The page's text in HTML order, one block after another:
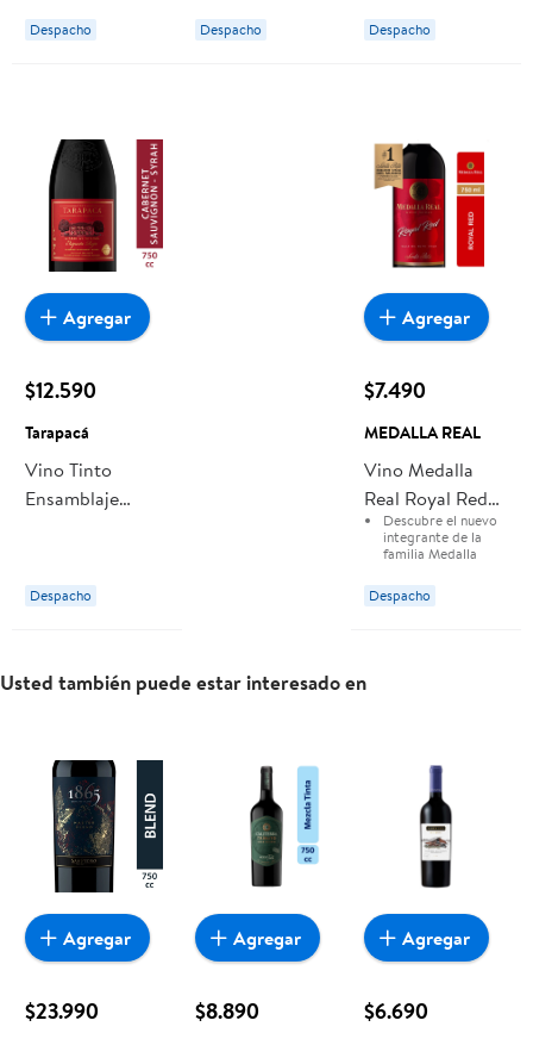
ml Chivilingo
Despacho
Botella 750 ml
Chivilingo
Despacho
ml Cono Sur
Despacho
$12.590
Tarapacá
Vino Tinto
Ensamblaje
Reserva 14.1°
Botella 750 ml
Despacho
Agregar
$7.490
MEDALLA REAL
Vino Medalla
Real Royal Red
750 Cc
Descubre el nuevo
integrante de la
familia Medalla
nuevo Royal Red.
Un blend del
roble por 8 meses.
Este vino es
perfecto para tus
ocasiones
especiales. Tiene un
perfil más fresco y
fácil de tomar.
Combina muy bien
asados, guisos,
pastas o lo que se
te ocurra.
Marca:MEDALLA
Despacho
Agregar
Usted también puede estar interesado en
$23.990
Agregar
$8.890
Agregar
$6.690
Agregar